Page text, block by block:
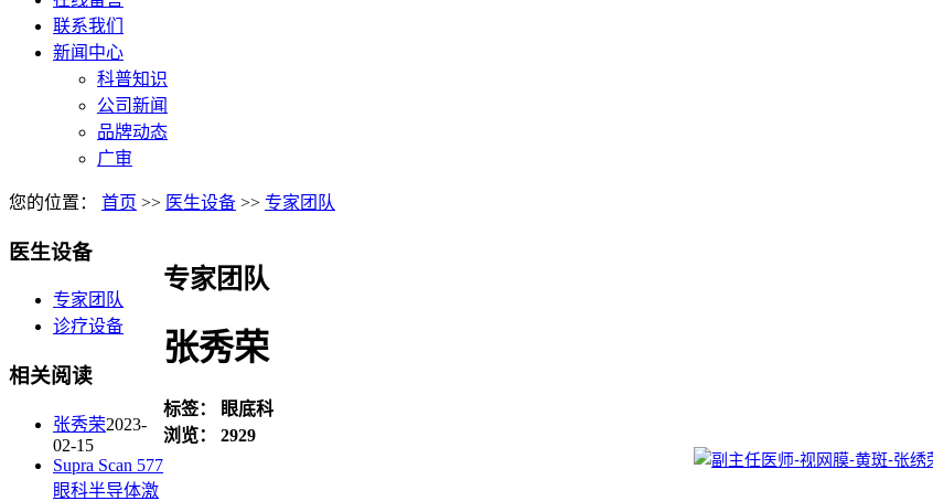
联系我们
新闻中心
科普知识
公司新闻
品牌动态
广审
您的位置： 首页 >> 医生设备 >> 专家团队
专家团队
张秀荣
标签：
眼底科
浏览： 2929
医生设备
专家团队
诊疗设备
相关阅读
张秀荣2023-
02-15
Supra Scan 577
眼科半导体激